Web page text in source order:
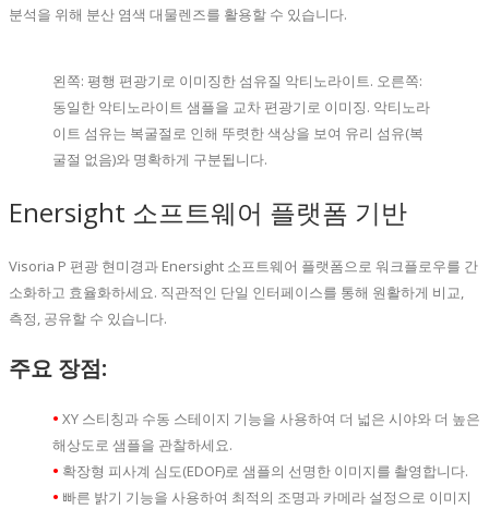
분석을 위해 분산 염색 대물렌즈를 활용할 수 있습니다.
왼쪽: 평행 편광기로 이미징한 섬유질 악티노라이트. 오른쪽:
동일한 악티노라이트 샘플을 교차 편광기로 이미징. 악티노라
이트 섬유는 복굴절로 인해 뚜렷한 색상을 보여 유리 섬유(복
굴절 없음)와 명확하게 구분됩니다.
Enersight 소프트웨어 플랫폼 기반
Visoria P 편광 현미경과 Enersight 소프트웨어 플랫폼으로 워크플로우를 간
소화하고 효율화하세요. 직관적인 단일 인터페이스를 통해 원활하게 비교,
측정, 공유할 수 있습니다.
주요 장점:
• XY 스티칭과 수동 스테이지 기능을 사용하여 더 넓은 시야와 더 높은
해상도로 샘플을 관찰하세요.
• 확장형 피사계 심도(EDOF)로 샘플의 선명한 이미지를 촬영합니다.
• 빠른 밝기 기능을 사용하여 최적의 조명과 카메라 설정으로 이미지